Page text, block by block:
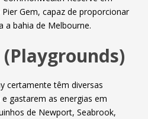
Gem, capaz de proporcionar
a bahia de Melbourne.
certamente têm diversas
gastarem as energias em
de Newport, Seabrook,